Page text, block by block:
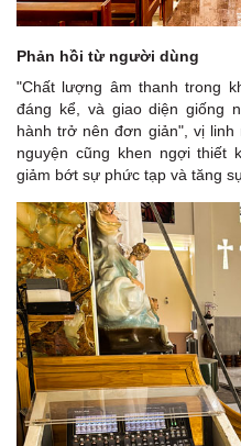
Phản hồi từ người dùng
"Chất lượng âm thanh trong
đáng kể, và giao diện giống
hành trở nên đơn giản", vị
nguyện cũng khen ngợi thiết
giảm bớt sự phức tạp và tăng